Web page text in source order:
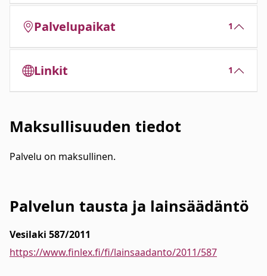
Palvelupaikat 1
Linkit 1
Maksullisuuden tiedot
Palvelu on maksullinen.
Palvelun tausta ja lainsäädäntö
Vesilaki 587/2011
https://www.finlex.fi/fi/lainsaadanto/2011/587